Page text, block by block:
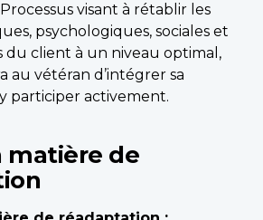
Processus visant à rétablir les
psychologiques, sociales et
du client à un niveau optimal,
au vétéran d’intégrer sa
participer activement.
matière de